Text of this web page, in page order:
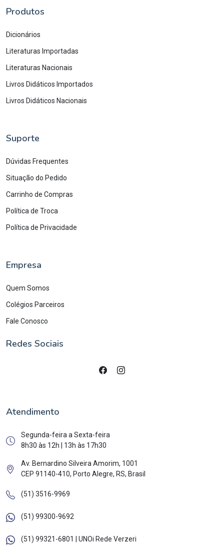
Produtos
Dicionários
Literaturas Importadas
Literaturas Nacionais
Livros Didáticos Importados
Livros Didáticos Nacionais
Suporte
Dúvidas Frequentes
Situação do Pedido
Carrinho de Compras
Política de Troca
Política de Privacidade
Empresa
Quem Somos
Colégios Parceiros
Fale Conosco
Redes Sociais
Atendimento
Segunda-feira a Sexta-feira
8h30 às 12h | 13h às 17h30
Av. Bernardino Silveira Amorim, 1001
CEP 91140-410, Porto Alegre, RS, Brasil
(51) 3516-9969
(51) 99300-9692
(51) 99321-6801 | UNOi Rede Verzeri